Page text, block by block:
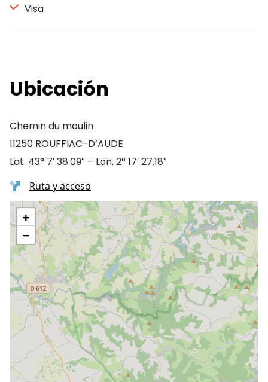
Visa
Ubicación
Chemin du moulin
11250 ROUFFIAC-D’AUDE
Lat. 43° 7′ 38.09″ – Lon. 2° 17′ 27.18″
Ruta y acceso
+
−